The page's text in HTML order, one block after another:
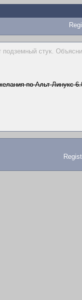
стук.
по Альт Линукс